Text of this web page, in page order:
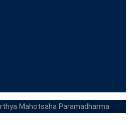
Mahotsaha Paramadharma